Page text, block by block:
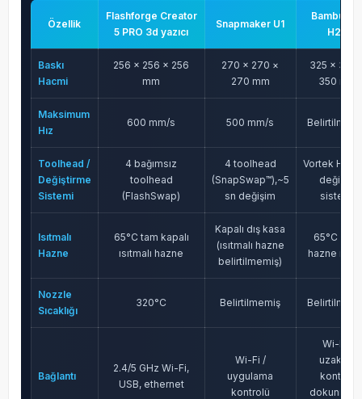
Özellik
Flashforge Creator
5 PRO 3d yazıcı
Snapmaker U1
Bambu
H2C
Baskı
Hacmi
256 × 256 × 256
mm
270 × 270 ×
270 mm
325 × 325
350 mm
Maksimum
Hız
600 mm/s 500 mm/s
Toolhead /
Değiştirme
Sistemi
4 bağımsız
toolhead
(FlashSwap)
4 toolhead
(SnapSwap™),~5
sn değişim
Vortek
değişim
sistemi
Isıtmalı
Hazne
65°C tam kapalı
ısıtmalı hazne
Kapalı dış kasa
(ısıtmalı hazne
belirtilmemiş)
65°C aktif
hazne
Nozzle
Sıcaklığı
320°C Belirtilmemiş
Bağlantı
2.4/5 GHz Wi-Fi,
USB, ethernet
Wi-Fi /
uygulama
kontrolü
Wi-Fi /
uzaktan
kontrol,